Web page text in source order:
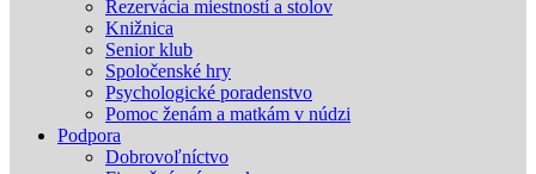
Rezervácia miestností a stolov
Knižnica
Senior klub
Spoločenské hry
Psychologické poradenstvo
Pomoc ženám a matkám v núdzi
Podpora
Dobrovoľníctvo